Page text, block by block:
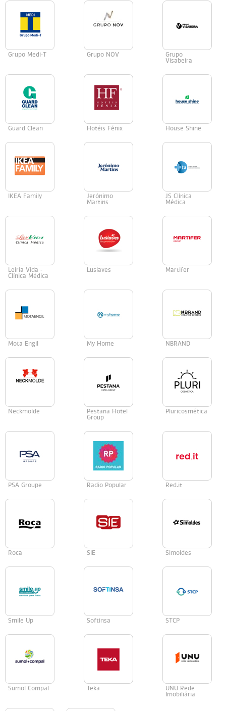
Grupo Medi-T Grupo NOV
Grupo
Visabeira
Guard Clean Hotéis Fénix House Shine
IKEA Family
Jerónimo
Martins
JS Clínica
Médica
Leiria Vida -
Clínica Médica
Lusiaves Martifer
Mota Engil My Home NBRAND
Neckmolde
Pestana Hotel
Group
Pluricosmética
PSA Groupe Radio Popular Red.it
Roca SIE Simoldes
Smile Up Softinsa STCP
Sumol Compal Teka
UNU Rede
Imobiliária